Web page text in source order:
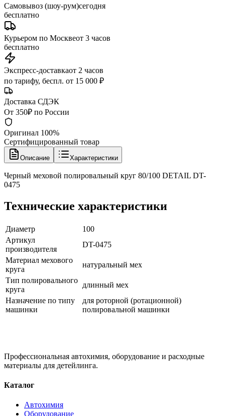
Самовывоз (шоу-рум)сегодня
бесплатно
Курьером по Москвеот 3 часов
бесплатно
Экспресс-доставкаот 2 часов
по тарифу, беспл. от 15 000 ₽
Доставка СДЭК
От 350₽ по России
Оригинал 100%
Сертифицированный товар
Описание Характеристики
Черный меховой полировальный круг 80/100 DETAIL DT-
0475
Технические характеристики
Диаметр
100
Артикул
производителя
DT-0475
Материал мехового
круга
натуральный мех
Тип полировального
круга
длинный мех
Назначение по типу
машинки
для роторной (ротационной)
полировальной машинки
Профессиональная автохимия, оборудование и расходные
материалы для детейлинга.
Каталог
Автохимия
Оборудование